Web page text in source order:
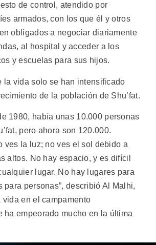
de control, atendido por
armados, con los que él y otros
obligados a negociar diariamente
al hospital y acceder a los
y escuelas para sus hijos.
la vida solo se han intensificado
de la población de Shu’fat.
1980, había unas 10.000 personas
pero ahora son 120.000.
ves la luz; no ves el sol debido a
altos. No hay espacio, y es difícil
lugar. No hay lugares para
para personas”, describió Al Malhi,
vida en el campamento
ha empeorado mucho en la última